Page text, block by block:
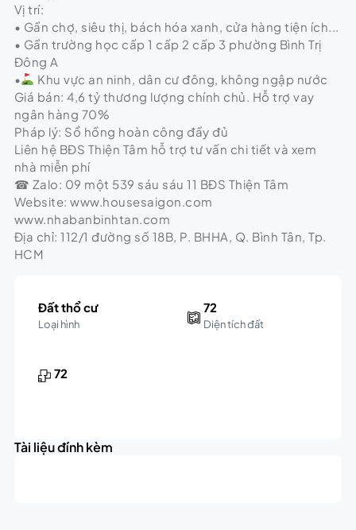
Vị trí:
• Gần chợ, siêu thị, bách hóa xanh, cửa hàng tiện ích...
• Gần trường học cấp 1 cấp 2 cấp 3 phường Bình Trị
Đông A
•
Khu vực an ninh, dân cư đông, không ngập nước
Giá bán: 4,6 tỷ thương lượng chính chủ. Hỗ trợ vay
ngân hàng 70%
Pháp lý: Sổ hồng hoàn công đầy đủ
Liên hệ BĐS Thiện Tâm hỗ trợ tư vấn chi tiết và xem
nhà miễn phí
☎ Zalo: 09 một 539 sáu sáu 11 BĐS Thiện Tâm
Website: www.housesaigon.com
www.nhabanbinhtan.com
Địa chỉ: 112/1 đường số 18B, P. BHHA, Q. Bình Tân, Tp.
HCM
Đất thổ cư
Loại hình
72
Diện tích đất
72
Tài liệu đính kèm